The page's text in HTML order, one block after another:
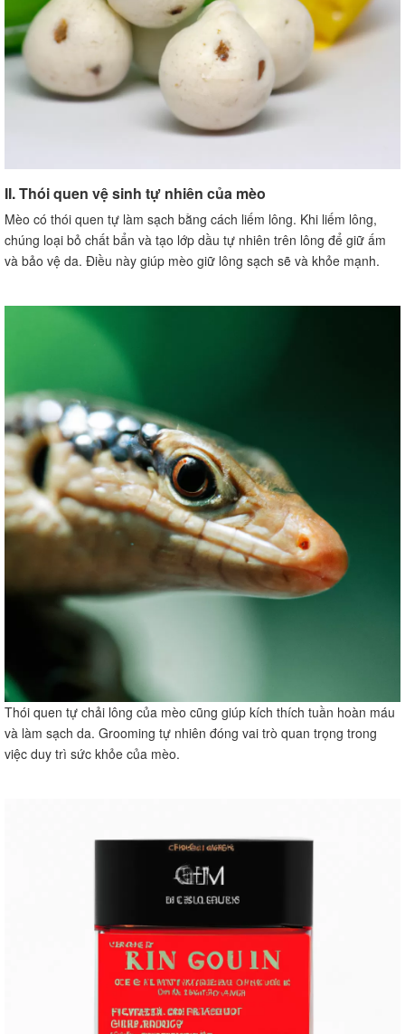
II. Thói quen vệ sinh tự nhiên của mèo
Mèo có thói quen tự làm sạch bằng cách liếm lông. Khi liếm lông,
chúng loại bỏ chất bẩn và tạo lớp dầu tự nhiên trên lông để giữ ấm
và bảo vệ da. Điều này giúp mèo giữ lông sạch sẽ và khỏe mạnh.
Thói quen tự chải lông của mèo cũng giúp kích thích tuần hoàn máu
và làm sạch da. Grooming tự nhiên đóng vai trò quan trọng trong
việc duy trì sức khỏe của mèo.